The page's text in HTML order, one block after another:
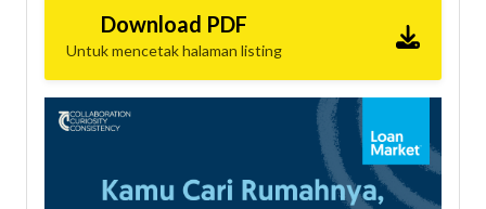
Download PDF
Untuk mencetak halaman listing